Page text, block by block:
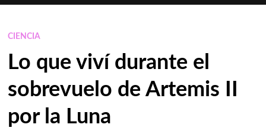
CIENCIA
Lo que viví durante el
sobrevuelo de Artemis II
por la Luna